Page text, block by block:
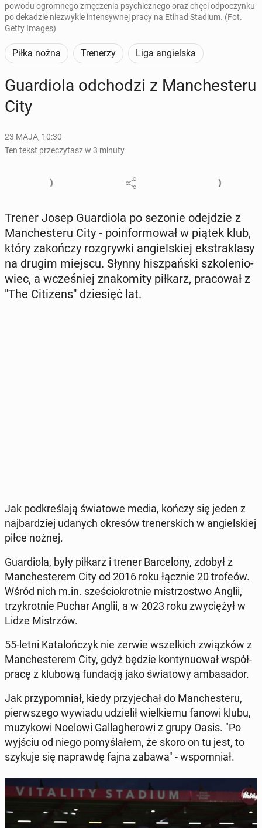
powodu ogromnego zmęczenia psychicznego oraz chęci odpoczynku
po dekadzie niezwykle intensywnej pracy na Etihad Stadium. (Fot.
Getty Images)
Piłka nożna Trenerzy Liga angielska
Gu­ar­dio­la od­cho­dzi z Man­che­ste­ru
City
23 MAJA, 10:30
Ten tekst przeczytasz w 3 minuty
Trener Josep Gu­ar­dio­la po sezonie odej­dzie z
Man­che­ste­ru City - po­in­for­mo­wał w piątek klub,
który za­koń­czy roz­gryw­ki an­giel­skiej eks­tra­kla­sy
na drugim miejscu. Słynny hisz­pań­ski szko­le­nio­
wiec, a wcze­śniej zna­ko­mi­ty piłkarz, pra­co­wał z
"The Ci­ti­zens" dzie­sięć lat.
Jak pod­kre­śla­ją świa­to­we media, kończy się jeden z
naj­bar­dziej udanych okresów tre­ner­skich w an­giel­skiej
piłce nożnej.
Gu­ar­dio­la, były piłkarz i trener Bar­ce­lo­ny, zdobył z
Man­che­ste­rem City od 2016 roku łącznie 20 trofeów.
Wśród nich m.in. sze­ścio­krot­nie mi­strzo­stwo Anglii,
trzy­krot­nie Puchar Anglii, a w 2023 roku zwy­cię­żył w
Lidze Mi­strzów.
55-letni Ka­ta­loń­czyk nie zerwie wszel­kich związ­ków z
Man­che­ste­rem City, gdyż będzie kon­ty­nu­ował współ­
pra­cę z klubową fun­da­cją jako świa­to­wy am­ba­sa­dor.
Jak przy­po­mniał, kiedy przy­je­chał do Man­che­ste­ru,
pierw­sze­go wywiadu udzie­lił wiel­kie­mu fanowi klubu,
mu­zy­ko­wi Noelowi Gal­la­ghe­ro­wi z grupy Oasis. "Po
wyjściu od niego po­my­śla­łem, że skoro on tu jest, to
szykuje się na­praw­dę fajna zabawa" - wspo­mniał.